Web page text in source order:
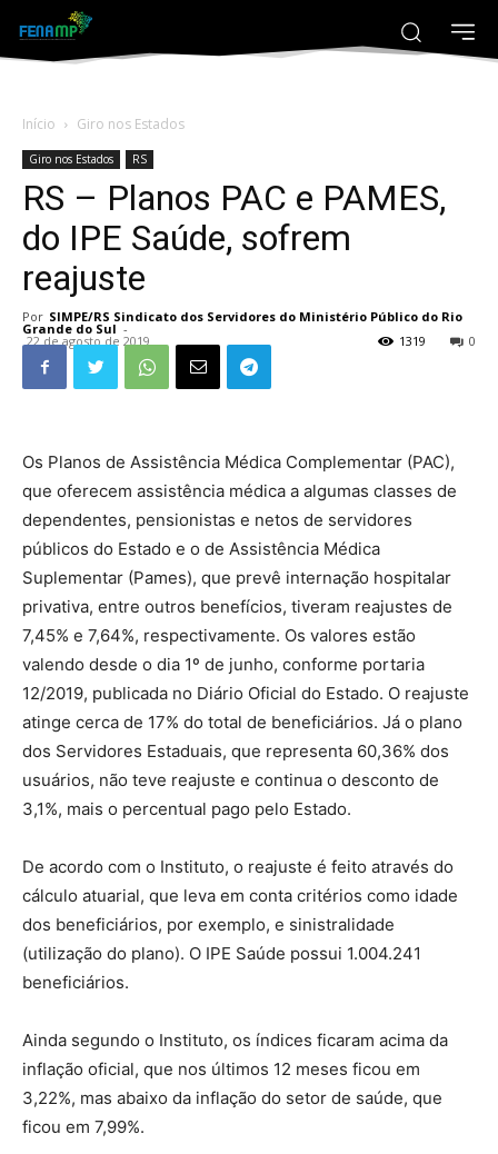
Início Giro nos Estados
Giro nos Estados RS
RS – Planos PAC e PAMES,
do IPE Saúde, sofrem
reajuste
Por SIMPE/RS Sindicato dos Servidores do Ministério Público do Rio
Grande do Sul -
22 de agosto de 2019 0
1319
Os Planos de Assistência Médica Complementar (PAC),
que oferecem assistência médica a algumas classes de
dependentes, pensionistas e netos de servidores
públicos do Estado e o de Assistência Médica
Suplementar (Pames), que prevê internação hospitalar
privativa, entre outros benefícios, tiveram reajustes de
7,45% e 7,64%, respectivamente. Os valores estão
valendo desde o dia 1º de junho, conforme portaria
12/2019, publicada no Diário Oficial do Estado. O reajuste
atinge cerca de 17% do total de beneficiários. Já o plano
dos Servidores Estaduais, que representa 60,36% dos
usuários, não teve reajuste e continua o desconto de
3,1%, mais o percentual pago pelo Estado.
De acordo com o Instituto, o reajuste é feito através do
cálculo atuarial, que leva em conta critérios como idade
dos beneficiários, por exemplo, e sinistralidade
(utilização do plano). O IPE Saúde possui 1.004.241
beneficiários.
Ainda segundo o Instituto, os índices ficaram acima da
inflação oficial, que nos últimos 12 meses ficou em
3,22%, mas abaixo da inflação do setor de saúde, que
ficou em 7,99%.